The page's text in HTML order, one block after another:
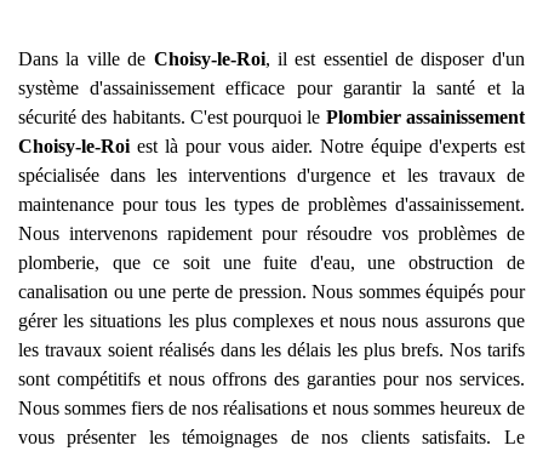
Dans la ville de Choisy-le-Roi, il est essentiel de disposer d'un
système d'assainissement efficace pour garantir la santé et la
sécurité des habitants. C'est pourquoi le Plombier assainissement
Choisy-le-Roi est là pour vous aider. Notre équipe d'experts est
spécialisée dans les interventions d'urgence et les travaux de
maintenance pour tous les types de problèmes d'assainissement.
Nous intervenons rapidement pour résoudre vos problèmes de
plomberie, que ce soit une fuite d'eau, une obstruction de
canalisation ou une perte de pression. Nous sommes équipés pour
gérer les situations les plus complexes et nous nous assurons que
les travaux soient réalisés dans les délais les plus brefs. Nos tarifs
sont compétitifs et nous offrons des garanties pour nos services.
Nous sommes fiers de nos réalisations et nous sommes heureux de
vous présenter les témoignages de nos clients satisfaits. Le